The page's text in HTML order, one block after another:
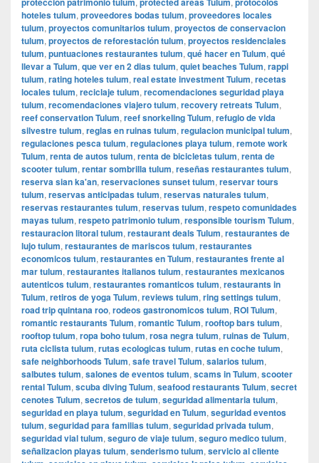
hoteles tulum, proveedores bodas tulum, proveedores locales
tulum, proyectos comunitarios tulum, proyectos de conservacion
tulum, proyectos de reforestación tulum, proyectos residenciales
tulum, puntuaciones restaurantes tulum, qué hacer en Tulum, qué
llevar a Tulum, que ver en 2 dias tulum, quiet beaches Tulum, rappi
tulum, rating hoteles tulum, real estate investment Tulum, recetas
locales tulum, reciclaje tulum, recomendaciones seguridad playa
tulum, recomendaciones viajero tulum, recovery retreats Tulum,
reef conservation Tulum, reef snorkeling Tulum, refugio de vida
silvestre tulum, reglas en ruinas tulum, regulacion municipal tulum,
regulaciones pesca tulum, regulaciones playa tulum, remote work
Tulum, renta de autos tulum, renta de bicicletas tulum, renta de
scooter tulum, rentar sombrilla tulum, reseñas restaurantes tulum,
reserva sian ka'an, reservaciones sunset tulum, reservar tours
tulum, reservas anticipadas tulum, reservas naturales tulum,
reservas restaurantes tulum, reservas tulum, respeto comunidades
mayas tulum, respeto patrimonio tulum, responsible tourism Tulum,
restauracion litoral tulum, restaurant deals Tulum, restaurantes de
lujo tulum, restaurantes de mariscos tulum, restaurantes
economicos tulum, restaurantes en Tulum, restaurantes frente al
mar tulum, restaurantes italianos tulum, restaurantes mexicanos
autenticos tulum, restaurantes romanticos tulum, restaurants in
Tulum, retiros de yoga Tulum, reviews tulum, ring settings tulum,
road trip quintana roo, rodeos gastronomicos tulum, ROI Tulum,
romantic restaurants Tulum, romantic Tulum, rooftop bars tulum,
rooftop tulum, ropa boho tulum, rosa negra tulum, ruinas de Tulum,
ruta ciclista tulum, rutas ecologicas tulum, rutas en coche tulum,
safe neighborhoods Tulum, safe travel Tulum, salarios tulum,
salbutes tulum, salones de eventos tulum, scams in Tulum, scooter
rental Tulum, scuba diving Tulum, seafood restaurants Tulum, secret
cenotes Tulum, secretos de tulum, seguridad alimentaria tulum,
seguridad en playa tulum, seguridad en Tulum, seguridad eventos
tulum, seguridad para familias tulum, seguridad privada tulum,
seguridad vial tulum, seguro de viaje tulum, seguro medico tulum,
señalizacion playas tulum, senderismo tulum, servicio al cliente